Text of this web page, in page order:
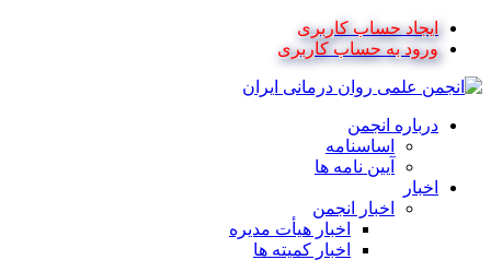
ایجاد حساب کاربری
ورود به حساب کاربری
درباره انجمن
اساسنامه
آیین نامه ها
اخبار
اخبار انجمن
اخبار هیأت مدیره
اخبار کمیته ها